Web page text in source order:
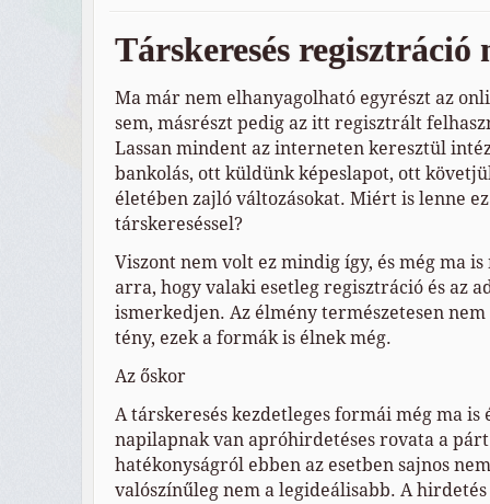
Társkeresés regisztráció
Ma már nem elhanyagolható egyrészt az
sem, másrészt pedig az itt regisztrált
Lassan mindent az interneten keresztül
bankolás, ott küldünk képeslapot, ott
életében zajló változásokat. Miért is lenne
társkereséssel?
Viszont nem volt ez mindig így, és még ma is
arra, hogy valaki esetleg regisztráció és az
ismerkedjen. Az élmény természetesen nem
tény, ezek a formák is élnek még.
Az őskor
A társkeresés kezdetleges formái még ma is
napilapnak van apróhirdetéses rovata a
hatékonyságról ebben az esetben sajnos
valószínűleg nem a legideálisabb. A